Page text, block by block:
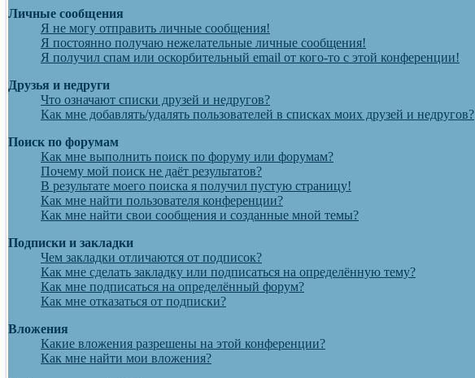
Личные сообщения
Я не могу отправить личные сообщения!
Я постоянно получаю нежелательные личные сообщения!
Я получил спам или оскорбительный email от кого-то с этой конференции!
Друзья и недруги
Что означают списки друзей и недругов?
Как мне добавлять/удалять пользователей в списках моих друзей и недругов?
Поиск по форумам
Как мне выполнить поиск по форуму или форумам?
Почему мой поиск не даёт результатов?
В результате моего поиска я получил пустую страницу!
Как мне найти пользователя конференции?
Как мне найти свои сообщения и созданные мной темы?
Подписки и закладки
Чем закладки отличаются от подписок?
Как мне сделать закладку или подписаться на определённую тему?
Как мне подписаться на определённый форум?
Как мне отказаться от подписки?
Вложения
Какие вложения разрешены на этой конференции?
Как мне найти мои вложения?